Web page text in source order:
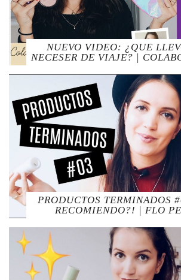
NUEVO VIDEO: ¿QUE
NECESER DE VIAJE? |
PRODUCTOS TERMINADOS
RECOMIENDO?! | FLO